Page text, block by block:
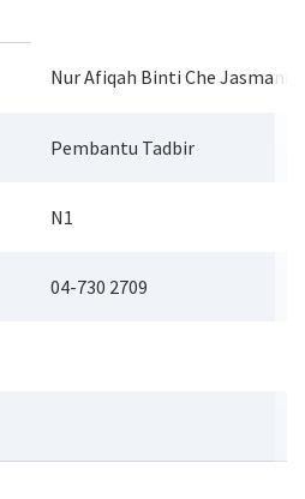
Nur Afiqah Binti Che Jasmani
Pembantu Tadbir
N1
04-730 2709